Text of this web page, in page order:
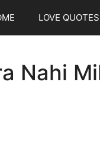
LOVE QUOTES
Nahi